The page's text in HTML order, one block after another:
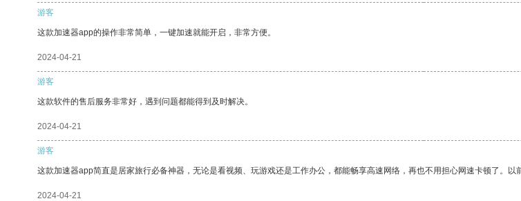
游客
这款加速器app的操作非常简单，一键加速就能开启，非常方便。
2024-04-21
游客
这款软件的售后服务非常好，遇到问题都能得到及时解决。
2024-04-21
游客
这款加速器app简直是居家旅行必备神器，无论是看视频、玩游戏还是工作办公，都能畅享高速网络，再也不用担心网速卡顿了。
2024-04-21